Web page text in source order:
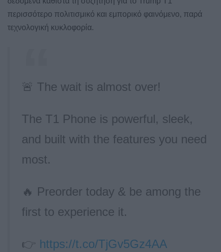
περισσότερο πολιτισμικό και εμπορικό φαινόμενο, παρά
τεχνολογική κυκλοφορία.
🚨 The wait is almost over!
The T1 Phone is powerful, sleek,
and built with the features you need
most.
🔥 Preorder today & be among the
first to experience it.
👉 https://t.co/TjGv5Gz4AA